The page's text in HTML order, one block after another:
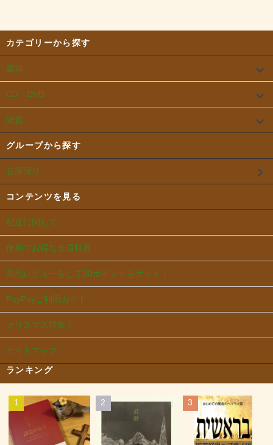
カテゴリーから探す
書籍
CD・DVD
雑貨
グループから探す
在庫限り
コンテンツを見る
配送に関して
便利でお得な会員特典
商品レビューをして50ポイントをゲット！
PayPayご利用ガイド
クリスマス特集！
サイトマップ
ランキング
1 2 3